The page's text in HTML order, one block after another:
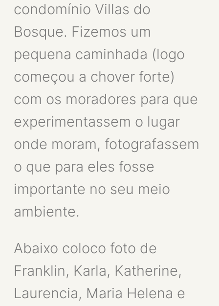
condomínio Villas do
Bosque. Fizemos um
pequena caminhada (logo
começou a chover forte)
com os moradores para que
experimentassem o lugar
onde moram, fotografassem
o que para eles fosse
importante no seu meio
ambiente.
Abaixo coloco foto de
Franklin, Karla, Katherine,
Laurencia, Maria Helena e